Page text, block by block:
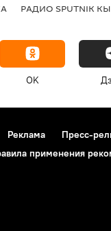
РАДИО SPUTNIK
OK
Реклама Пресс-
применения